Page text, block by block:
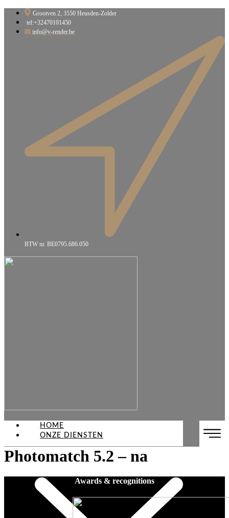
naar
Grootven 2, 3550 Heusden-Zolder​
tel:+32470101450
info@v-render.be
BTW nr. BE0795.686.050
HOME
ONZE DIENSTEN
Photomatch 5.2 – na
Awards & recognitions